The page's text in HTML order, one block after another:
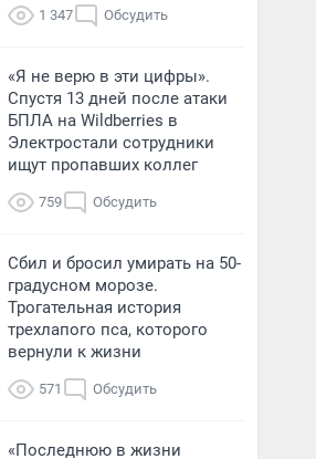
1 347 Обсудить
«Я не верю в эти цифры».
Спустя 13 дней после атаки
БПЛА на Wildberries в
Электростали сотрудники
ищут пропавших коллег
759 Обсудить
Сбил и бросил умирать на 50-
градусном морозе.
Трогательная история
трехлапого пса, которого
вернули к жизни
571 Обсудить
«Последнюю в жизни